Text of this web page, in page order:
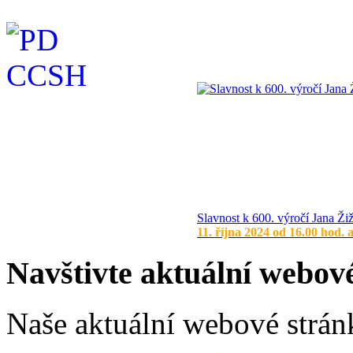
Slavnost k 600. výročí Jana
11. října 2024 od 16.00 hod.
Navštivte aktuální
Naše aktuální webové